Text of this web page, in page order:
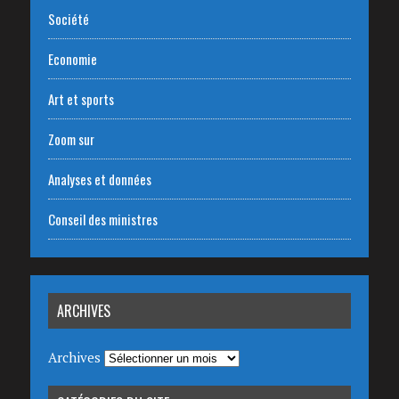
Société
Economie
Art et sports
Zoom sur
Analyses et données
Conseil des ministres
ARCHIVES
Archives